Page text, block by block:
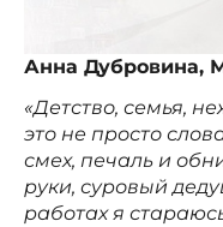
Анна Дубровина,
«Детство, семья,
это не просто
смех, печаль и
руки, суровый
работах я